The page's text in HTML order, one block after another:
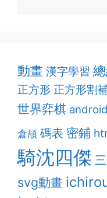
動畫 漢字學習
正方形 正方形割
世界弈棋 android
倉頡 碼表 密鋪
騎沈四傑
svg動畫